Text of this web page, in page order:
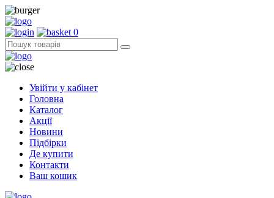
0
Увійти у кабінет
Головна
Каталог
Акції
Новини
Підбірки
Де купити
Контакти
Ваш кошик